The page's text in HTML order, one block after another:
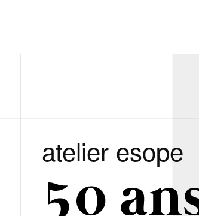
atelier esope